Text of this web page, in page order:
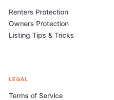
Renters Protection
Owners Protection
Listing Tips & Tricks
LEGAL
Terms of Service